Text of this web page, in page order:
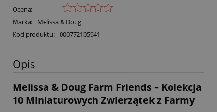
Ocena:
Marka:
Melissa & Doug
Kod produktu: 000772105941
Opis
Melissa & Doug Farm Friends – Kolekcja
10 Miniaturowych Zwierzątek z Farmy